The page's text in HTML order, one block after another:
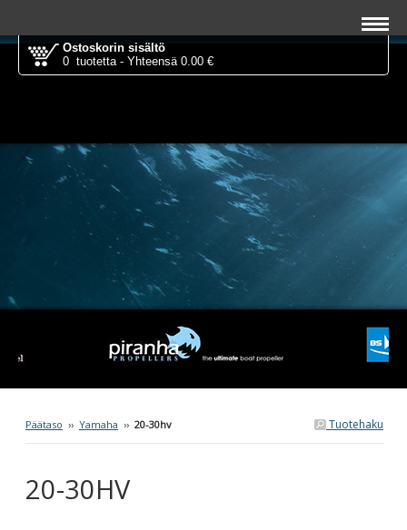
Ostoskorin sisältö
0 tuotetta - Yhteensä 0.00 €
Tuotehaku
Päätaso ›› Yamaha ›› 20-30hv
20-30HV